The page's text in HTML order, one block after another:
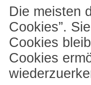
Die meisten
Cookies”.
Cookies
Cookies